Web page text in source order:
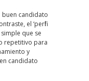
buen candidato
el ‘perfil
simple que se
repetitivo para
y
candidato